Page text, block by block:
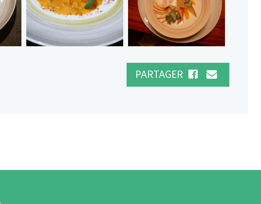
PARTAGER